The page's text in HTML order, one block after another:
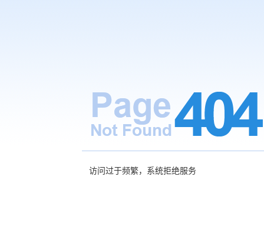
访问过于频繁，系统拒绝服务